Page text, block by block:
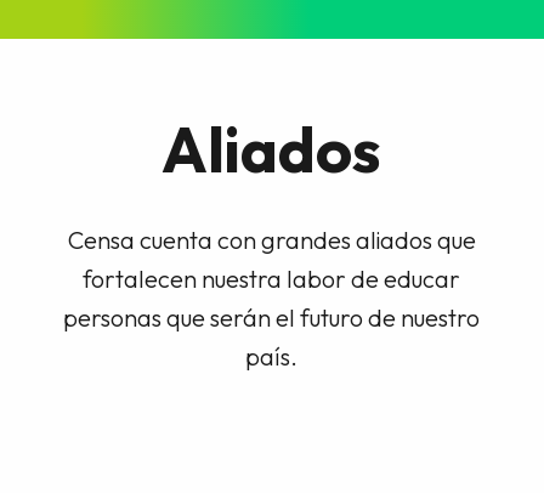
Aliados
Censa cuenta con grandes aliados que
fortalecen nuestra labor de educar
personas que serán el futuro de nuestro
país.